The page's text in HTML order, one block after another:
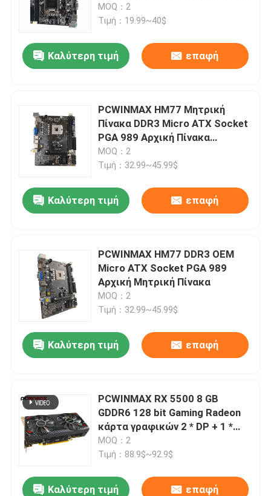
Προϊόντα
Βίντεο
Περίπου εμείς
Μητρική Πίνακα
MOQ：2
Τιμή：19.99~40$
Καλύτερη τιμή επαφή
PCWINMAX HM77 Μητρική
Πίνακα DDR3 Micro ATX Socket
PGA 989 Αρχική Πίνακα
Παιχνιδιών
MOQ：2
Τιμή：32.99~45.99$
Καλύτερη τιμή επαφή
PCWINMAX HM77 DDR3 OEM
Micro ATX Socket PGA 989
Αρχική Μητρική Πίνακα
MOQ：2
Τιμή：32.99~45.99$
Καλύτερη τιμή επαφή
PCWINMAX RX 5500 8 GB
GDDR6 128 bit Gaming Radeon
κάρτα γραφικών 2 * DP + 1 *
HDM1
MOQ：2
Τιμή：88.9$~92.9$
Καλύτερη τιμή επαφή